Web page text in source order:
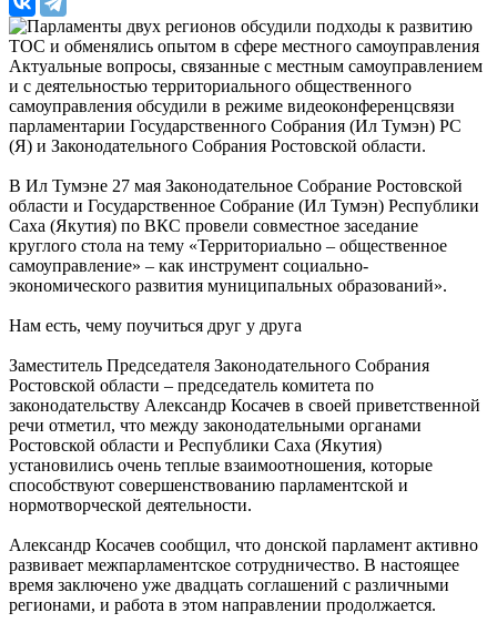
Актуальные вопросы, связанные с местным самоуправлением
и с деятельностью территориального общественного
самоуправления обсудили в режиме видеоконференцсвязи
парламентарии Государственного Собрания (Ил Тумэн) РС
(Я) и Законодательного Собрания Ростовской области.
В Ил Тумэне 27 мая Законодательное Собрание Ростовской
области и Государственное Собрание (Ил Тумэн) Республики
Саха (Якутия) по ВКС провели совместное заседание
круглого стола на тему «Территориально – общественное
самоуправление» – как инструмент социально-
экономического развития муниципальных образований».
Нам есть, чему поучиться друг у друга
Заместитель Председателя Законодательного Собрания
Ростовской области – председатель комитета по
законодательству Александр Косачев в своей приветственной
речи отметил, что между законодательными органами
Ростовской области и Республики Саха (Якутия)
установились очень теплые взаимоотношения, которые
способствуют совершенствованию парламентской и
нормотворческой деятельности.
Александр Косачев сообщил, что донской парламент активно
развивает межпарламентское сотрудничество. В настоящее
время заключено уже двадцать соглашений с различными
регионами, и работа в этом направлении продолжается.